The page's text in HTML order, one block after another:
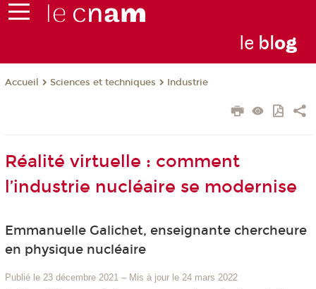
le blog
Accueil Sciences et techniques Industrie
Réalité virtuelle : comment
l’industrie nucléaire se modernise
Emmanuelle Galichet, enseignante chercheure
en physique nucléaire
Publié le 23 décembre 2021 – Mis à jour le 24 mars 2022